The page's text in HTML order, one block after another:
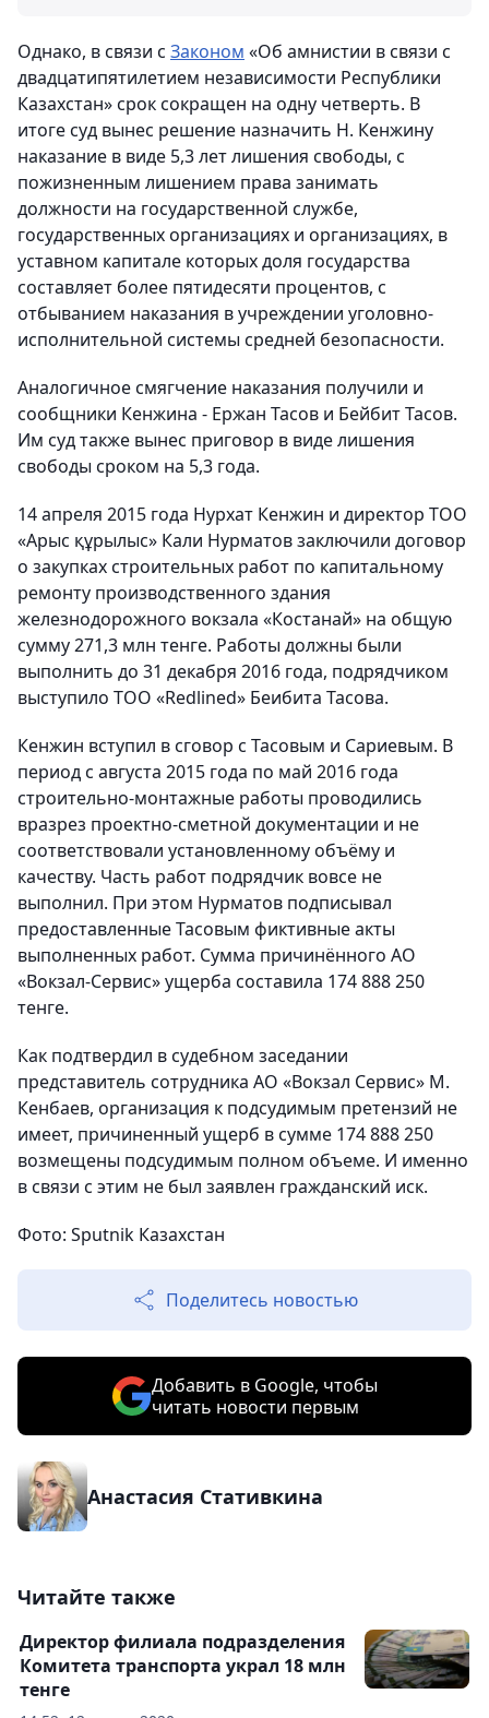
Однако, в связи с Законом «Об амнистии в связи с
двадцатипятилетием независимости Республики
Казахстан» срок сокращен на одну четверть. В
итоге суд вынес решение назначить Н. Кенжину
наказание в виде 5,3 лет лишения свободы, с
пожизненным лишением права занимать
должности на государственной службе,
государственных организациях и организациях, в
уставном капитале которых доля государства
составляет более пятидесяти процентов, с
отбыванием наказания в учреждении уголовно-
исполнительной системы средней безопасности.
Аналогичное смягчение наказания получили и
сообщники Кенжина - Ержан Тасов и Бейбит Тасов.
Им суд также вынес приговор в виде лишения
свободы сроком на 5,3 года.
14 апреля 2015 года Нурхат Кенжин и директор ТОО
«Арыс құрылыс» Кали Нурматов заключили договор
о закупках строительных работ по капитальному
ремонту производственного здания
железнодорожного вокзала «Костанай» на общую
сумму 271,3 млн тенге. Работы должны были
выполнить до 31 декабря 2016 года, подрядчиком
выступило ТОО «Redlined» Беибита Тасова.
Кенжин вступил в сговор с Тасовым и Сариевым. В
период с августа 2015 года по май 2016 года
строительно-монтажные работы проводились
вразрез проектно-сметной документации и не
соответствовали установленному объёму и
качеству. Часть работ подрядчик вовсе не
выполнил. При этом Нурматов подписывал
предоставленные Тасовым фиктивные акты
выполненных работ. Сумма причинённого АО
«Вокзал-Сервис» ущерба составила 174 888 250
тенге.
Как подтвердил в судебном заседании
представитель сотрудника АО «Вокзал Сервис» М.
Кенбаев, организация к подсудимым претензий не
имеет, причиненный ущерб в сумме 174 888 250
возмещены подсудимым полном объеме. И именно
в связи с этим не был заявлен гражданский иск.
Фото: Sputnik Казахстан
Поделитесь новостью
Добавить в Google, чтобы
читать новости первым
Анастасия Стативкина
Читайте также
Директор филиала подразделения
Комитета транспорта украл 18 млн
тенге